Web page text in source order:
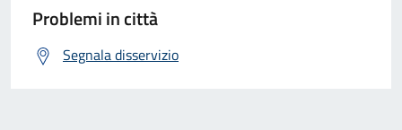
Problemi in città
Segnala disservizio